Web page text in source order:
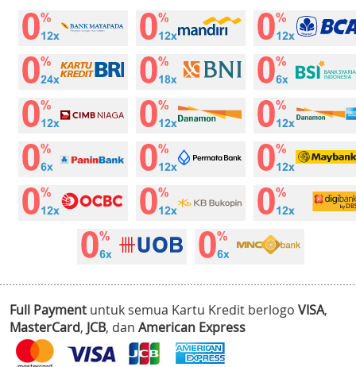
Full Payment untuk semua Kartu Kredit berlogo VISA,
MasterCard, JCB, dan American Express